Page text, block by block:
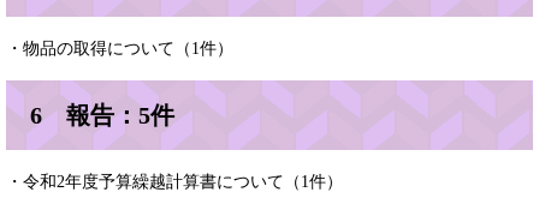
・物品の取得について（1件）
6 報告：5件
・令和2年度予算繰越計算書について（1件）